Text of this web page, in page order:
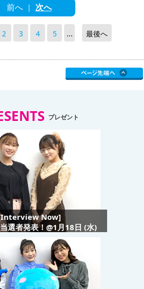
前へ | 次へ
2 3 4 5 ... 最後へ
プレゼント
Now]
選者発表！@1月18日 (水)